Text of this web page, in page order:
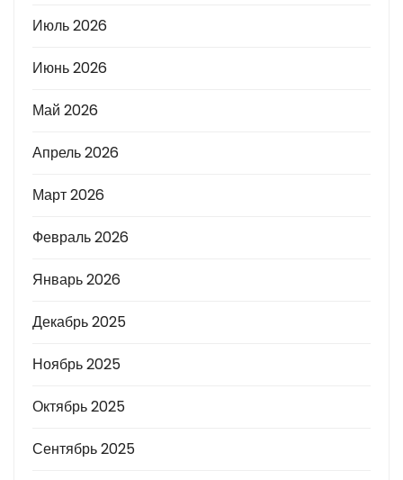
Июль 2026
Июнь 2026
Май 2026
Апрель 2026
Март 2026
Февраль 2026
Январь 2026
Декабрь 2025
Ноябрь 2025
Октябрь 2025
Сентябрь 2025